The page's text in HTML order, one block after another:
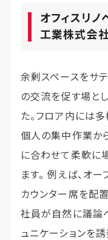
オフィスリノ
工業株式会
余剰スペースをサ
の交流を促す場と
た。フロア内には
個人の集中作業か
に合わせて柔軟に
ます。 例えば、オ
カウンター席を配
社員が自然に議論
ュニケーションを